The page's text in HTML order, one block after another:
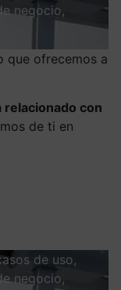
negocio,
que ofrecemos a
relacionado con
de ti en
de uso,
negocio,